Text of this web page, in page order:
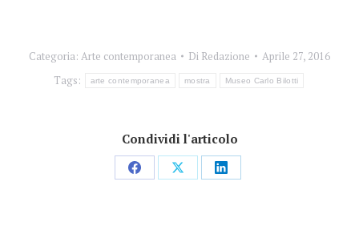
Categoria: Arte contemporanea Di Redazione
Aprile 27, 2016
Tags:
arte contemporanea mostra Museo Carlo Bilotti
Condividi l'articolo
CondividiCondividiCondividi